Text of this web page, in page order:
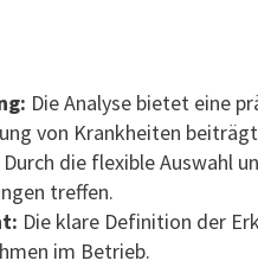
Die Analyse bietet eine
von Krankheiten
Durch die flexible Auswahl
treffen.
Die klare Definition der
im Betrieb.